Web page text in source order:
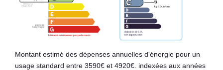
Montant estimé des dépenses annuelles d'énergie pour un
usage standard entre 3590€ et 4920€. indexées aux années